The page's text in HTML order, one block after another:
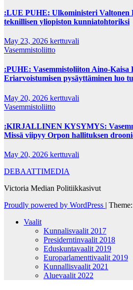
:LUE PUHE: Ulkoministeri Valtonen
teknillisen yliopiston kunniatohtoriksi
May 23, 2026 kerttuvali
Vasemmistoliitto
:PUHE: Vasemmistoliiton Aino-Kaisa
Eriarvoistumisen pysäyttäminen luo
May 20, 2026 kerttuvali
Vasemmistoliitto
:KIRJALLINEN KYSYMYS:
Missä viipyy Orpon hallituksen
May 20, 2026 kerttuvali
DEBAATTIMEDIA
Victoria Median Politiikkasivut
Proudly powered by WordPress |
Vaalit
Kunnalisvaalit 2017
Presiderntinvaalit 2018
Eduskuntavaalit 2019
Europarlamenttivaalit 2019
Kunnallisvaalit 2021
Aluevaalit 2022